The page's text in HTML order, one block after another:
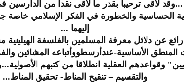
...وقد لاقى ترحيبا بقدر ما لاقى نقدا من الدارسين
والخطورة في الفكر الإسلامي خاصة
إليهما ...
عن دلائل معرفة المسلمين بالفلسفة
الأساسية-عندأرسطووأتباعه المشائين
وقواعدهم العقلية انطلاقا من كتبهم
والتقسيم – تنقيح المناط- تحقيق المناط...